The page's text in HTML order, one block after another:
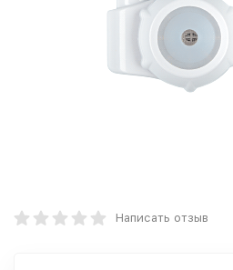
Написать отзыв